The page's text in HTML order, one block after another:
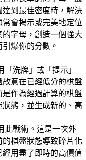
到最佳密度時，解決
會揭示或完美地定位
字母，創造一個強大
爆你的分數。
洗牌」或「提示」
意在已經低分的棋盤
是作為經過計算的棋盤
態，並生成新的、高
此戰術。這是一次外
棋盤狀態導致碎片化
用盡了即時的高價值